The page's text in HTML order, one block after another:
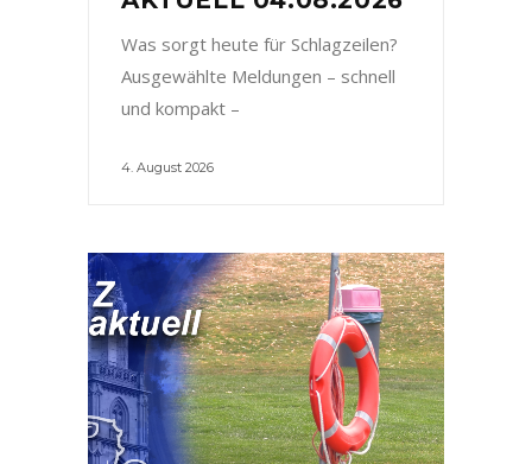
Was sorgt heute für Schlagzeilen?
Ausgewählte Meldungen – schnell
und kompakt –
4. August 2026